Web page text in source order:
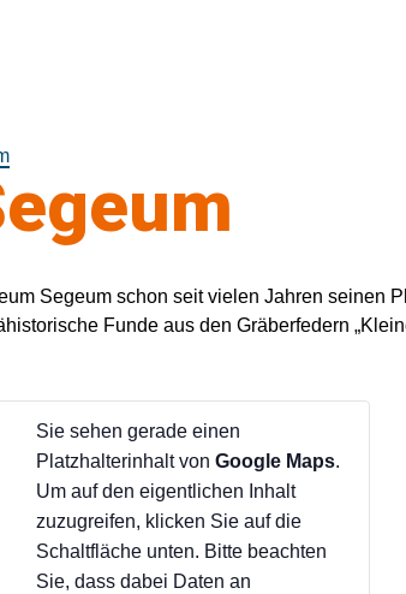
Segeum schon seit vielen Jahren seinen
Funde aus den Gräberfedern
Sie sehen gerade einen
Platzhalterinhalt von Google Maps.
Um auf den eigentlichen Inhalt
zuzugreifen, klicken Sie auf die
Schaltfläche unten. Bitte beachten
Sie, dass dabei Daten an